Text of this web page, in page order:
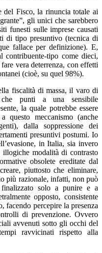
del Fisco, la rinuncia totale ai
gli unici che sarebbero
funesti sulle imprese causati
di tipo presuntivo (tecnica di
fallace per definizione). E,
contribuente-tipo come dieci,
vera deterrenza, con effetti
(cioè, su quel 98%).
fiscalità di massa, il varo di
punti a una sensibile
la quale potrebbe essere
questo meccanismo (anche
dalla soppressione dei
presuntivi postumi. Io
in Italia, sia invero
illogiche modalità di contrasto
obsolete ereditate dal
piuttosto che eliminare,
più razionale, infatti, non può
solo a punire e a
opposto, consistente
facendo percepire la presenza
di prevenzione. Ovvero
avvenuti sotto gli occhi del
ravvicinati rispetto alla